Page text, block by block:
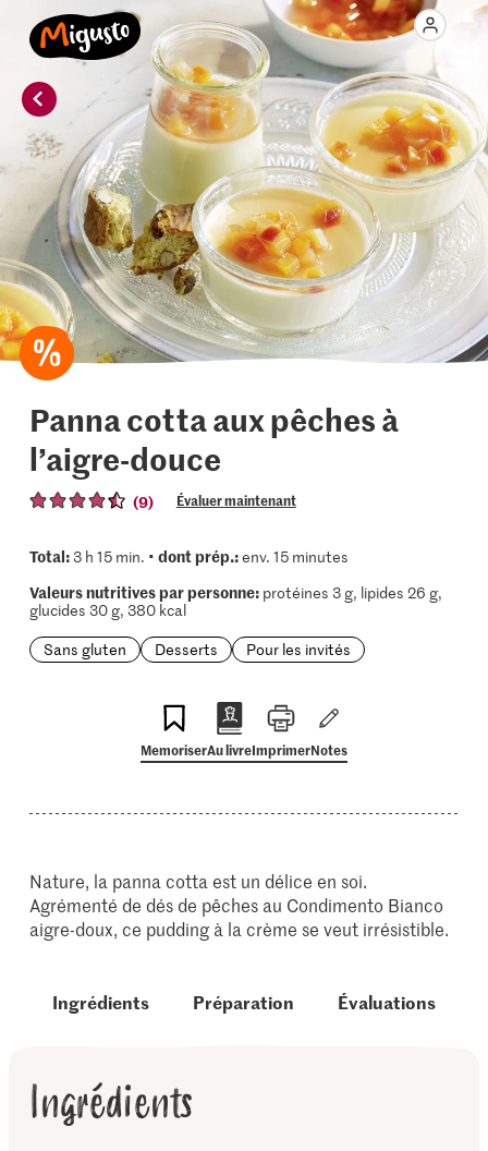
Panna cotta aux pêches à
l’aigre-douce
(9) Évaluer maintenant
Total:3 h 15 min. • dont prép.:env. 15 minutes
Valeurs nutritives par personne:protéines 3 g, lipides 26 g,
glucides 30 g, 380 kcal
Sans gluten
Desserts Pour les invités
MemoriserAu livreImprimerNotes
Nature, la panna cotta est un délice en soi.
Agrémenté de dés de pêches au Condimento Bianco
aigre-doux, ce pudding à la crème se veut irrésistible.
Ingrédients Préparation Évaluations
Ingrédients